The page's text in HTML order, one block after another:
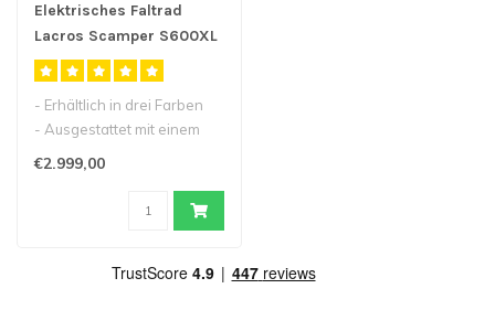
Elektrisches Faltrad
Lacros Scamper S600XL
M410 belt drive
- Erhältlich in drei Farben
- Ausgestattet mit einem
€2.999,00